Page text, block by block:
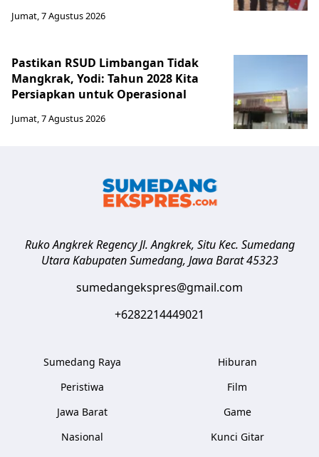
Jumat, 7 Agustus 2026
Pastikan RSUD Limbangan Tidak
Mangkrak, Yodi: Tahun 2028 Kita
Persiapkan untuk Operasional
Jumat, 7 Agustus 2026
Ruko Angkrek Regency Jl. Angkrek, Situ Kec. Sumedang
Utara Kabupaten Sumedang, Jawa Barat 45323
sumedangekspres@gmail.com
+6282214449021
Sumedang Raya
Peristiwa
Jawa Barat
Nasional
Hiburan
Film
Game
Kunci Gitar